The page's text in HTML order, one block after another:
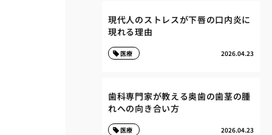
現代人のストレスが下唇の口内炎に
現れる理由
2026.04.23
医療
歯科専門家が教える奥歯の歯茎の腫
れへの向き合い方
2026.04.23
医療